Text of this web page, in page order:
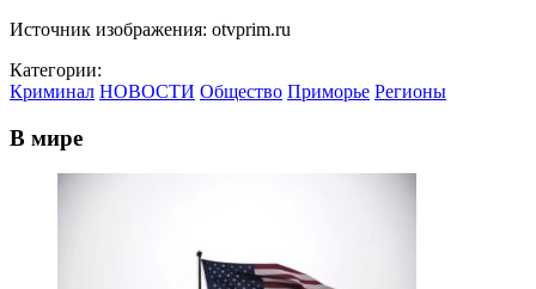
Источник изображения: otvprim.ru
Категории:
Криминал НОВОСТИ Общество Приморье Регионы
В мире